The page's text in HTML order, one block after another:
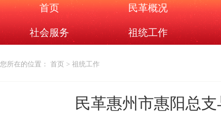
首页 民革概况
社会服务 祖统工作
您所在的位置： 首页 > 祖统工作
民革惠州市惠阳总